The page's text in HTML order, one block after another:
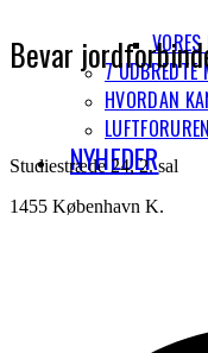
7 UDBREDTE
HVORDAN
NYHEDER
Bevar
Studiestræde 24, 2. sal
1455 København K.